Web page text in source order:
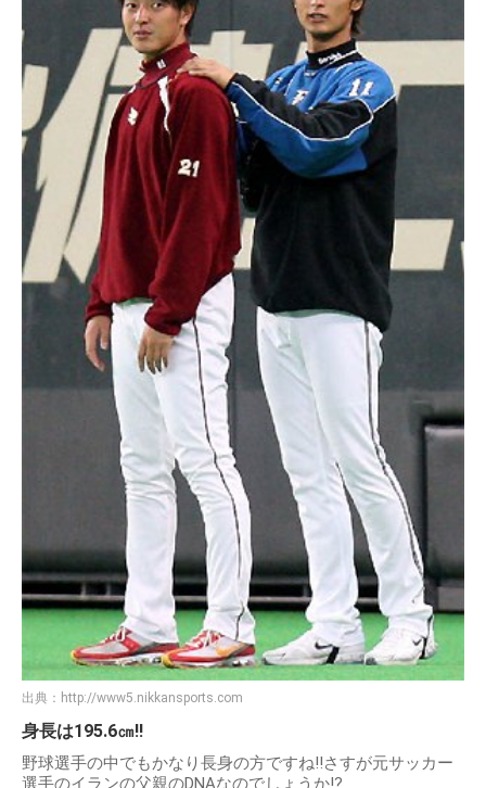
出典： http://www5.nikkansports.com
身長は195.6㎝!!
野球選手の中でもかなり長身の方ですね!!さすが元サッカー
選手のイランの父親のDNAなのでしょうか!?